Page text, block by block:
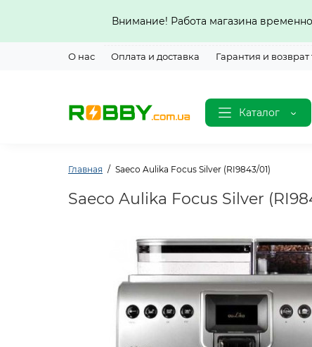
Внимание! Работа магазина
О нас Оплата и доставка Гарантия и возврат
Каталог
Главная Saeco Aulika Focus Silver (RI9843/01)
Saeco Aulika Focus Silver